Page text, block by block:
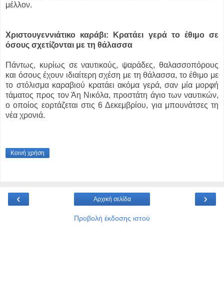
μέλλον.
Χριστουγεννιάτικο καράβι: Κρατάει γερά το έθιμο σε
όσους σχετίζονται με τη θάλασσα
Πάντως, κυρίως σε ναυτικούς, ψαράδες, θαλασσοπόρους
και όσους έχουν ιδιαίτερη σχέση με τη θάλασσα, το έθιμο με
το στόλισμα καραβιού κρατάει ακόμα γερά, σαν μία μορφή
τάματος προς τον Άη Νικόλα, προστάτη άγιο των ναυτικών,
ο οποίος εορτάζεται στις 6 Δεκεμβρίου, για μπουνάτσες τη
νέα χρονιά.
Κοινή χρήση
‹ ›
Αρχική σελίδα
Προβολή έκδοσης ιστού